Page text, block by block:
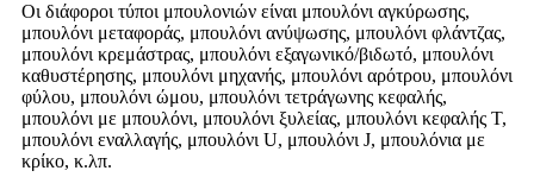
Οι διάφοροι τύποι μπουλονιών είναι μπουλόνι αγκύρωσης,
μπουλόνι μεταφοράς, μπουλόνι ανύψωσης, μπουλόνι φλάντζας,
μπουλόνι κρεμάστρας, μπουλόνι εξαγωνικό/βιδωτό, μπουλόνι
καθυστέρησης, μπουλόνι μηχανής, μπουλόνι αρότρου, μπουλόνι
φύλου, μπουλόνι ώμου, μπουλόνι τετράγωνης κεφαλής,
μπουλόνι με μπουλόνι, μπουλόνι ξυλείας, μπουλόνι κεφαλής Τ,
μπουλόνι εναλλαγής, μπουλόνι U, μπουλόνι J, μπουλόνια με
κρίκο, κ.λπ.